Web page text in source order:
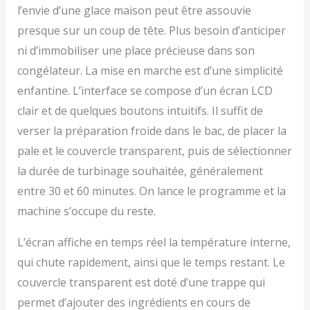
l’envie d’une glace maison peut être assouvie
presque sur un coup de tête. Plus besoin d’anticiper
ni d’immobiliser une place précieuse dans son
congélateur. La mise en marche est d’une simplicité
enfantine. L’interface se compose d’un écran LCD
clair et de quelques boutons intuitifs. Il suffit de
verser la préparation froide dans le bac, de placer la
pale et le couvercle transparent, puis de sélectionner
la durée de turbinage souhaitée, généralement
entre 30 et 60 minutes. On lance le programme et la
machine s’occupe du reste.
L’écran affiche en temps réel la température interne,
qui chute rapidement, ainsi que le temps restant. Le
couvercle transparent est doté d’une trappe qui
permet d’ajouter des ingrédients en cours de